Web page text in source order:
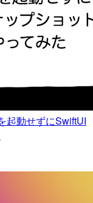
起動せずにSwiftUI